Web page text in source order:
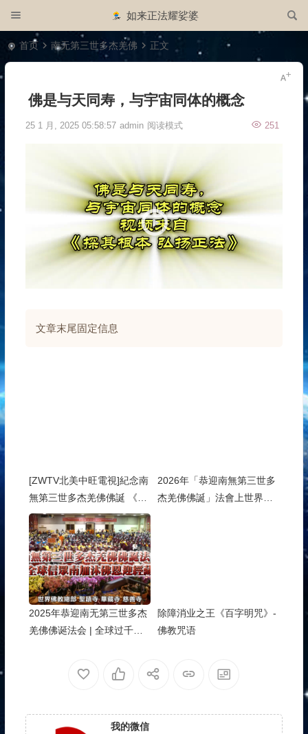
如来正法耀娑婆
首页 南无第三世多杰羌佛 正文
佛是与天同寿，与宇宙同体的概念
25 1 月, 2025 05:58:57 admin 251
阅读模式
文章末尾固定信息
[ZWTV北美中旺電視]紀念南
無第三世多杰羌佛佛誕 《南
無第三世多杰羌佛經藏總
集》新卷面世
2026年「恭迎南無第三世多
杰羌佛佛誕」法會上世界佛
2025年恭迎南无第三世多杰
羌佛佛诞法会 | 全球过千信
除障消业之王《百字明咒》-
佛教咒语
我的微信